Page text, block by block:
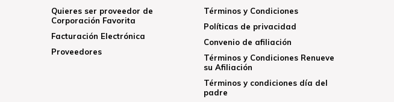
Quieres ser proveedor de
Corporación Favorita
Facturación Electrónica
Proveedores
Términos y Condiciones
Políticas de privacidad
Convenio de afiliación
Términos y Condiciones Renueve
su Afiliación
Términos y condiciones día del
padre